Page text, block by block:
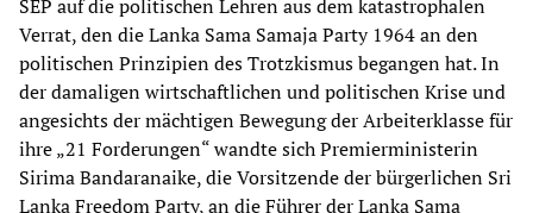
SEP auf die politischen Lehren aus dem katastrophalen
Verrat, den die Lanka Sama Samaja Party 1964 an den
politischen Prinzipien des Trotzkismus begangen hat. In
der damaligen wirtschaftlichen und politischen Krise und
angesichts der mächtigen Bewegung der Arbeiterklasse für
ihre „21 Forderungen“ wandte sich Premierministerin
Sirima Bandaranaike, die Vorsitzende der bürgerlichen Sri
Lanka Freedom Party, an die Führer der Lanka Sama